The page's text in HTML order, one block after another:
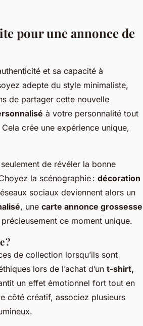
pour une annonce de
et sa capacité à
adepte du style minimaliste,
de partager cette nouvelle
à votre personnalité tout
crée une expérience unique,
de révéler la bonne
la scénographie : décoration
sociaux deviennent alors un
, une carte annonce grossesse
ce moment unique.
?
de collection lorsqu’ils sont
lors de l’achat d’un t-shirt,
un effet émotionnel fort tout en
côté créatif, associez plusieurs